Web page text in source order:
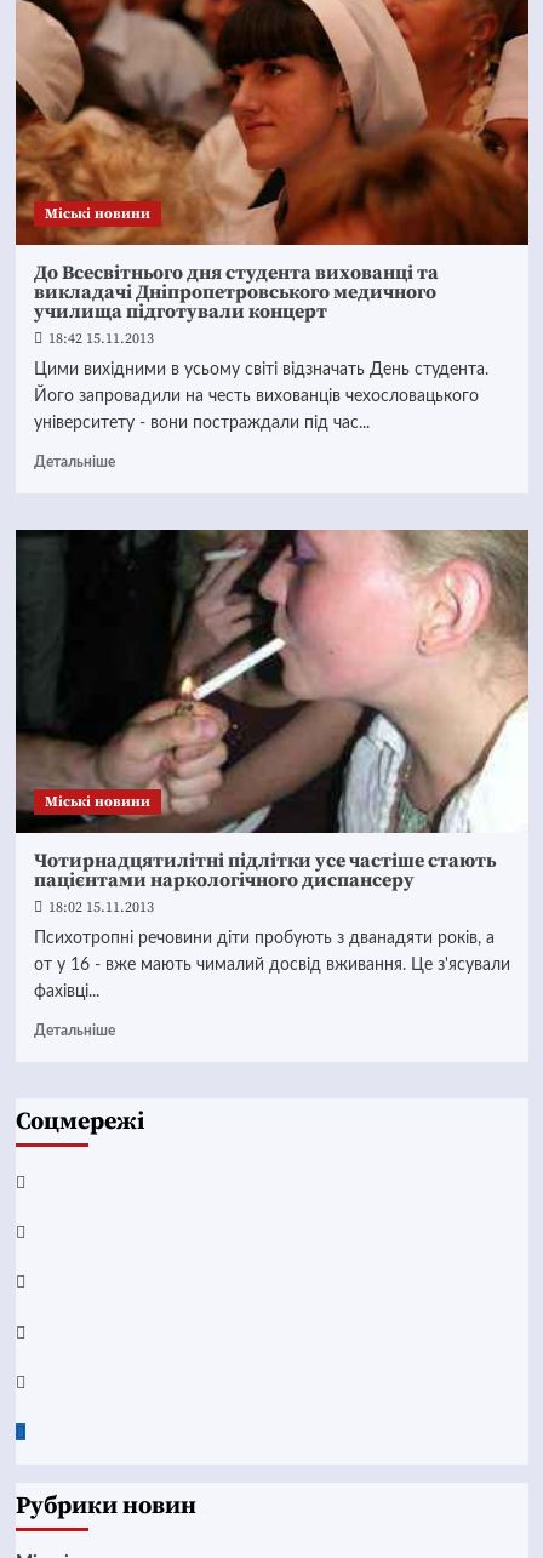
Mіські новини
До Всесвітнього дня студента вихованці та
викладачі Дніпропетровського медичного
училища підготували концерт
18:42 15.11.2013
Цими вихідними в усьому світі відзначать День студента.
Його запровадили на честь вихованців чехословацького
університету - вони постраждали під час...
Детальніше
Mіські новини
Чотирнадцятилітні підлітки усе частіше стають
пацієнтами наркологічного диспансеру
18:02 15.11.2013
Психотропні речовини діти пробують з дванадяти років, а
от у 16 - вже мають чималий досвід вживання. Це з'ясували
фахівці...
Детальніше
Соцмережі
Facebook
YouTube
Telegram
Instagram
Twitter
Google
Рубрики новин